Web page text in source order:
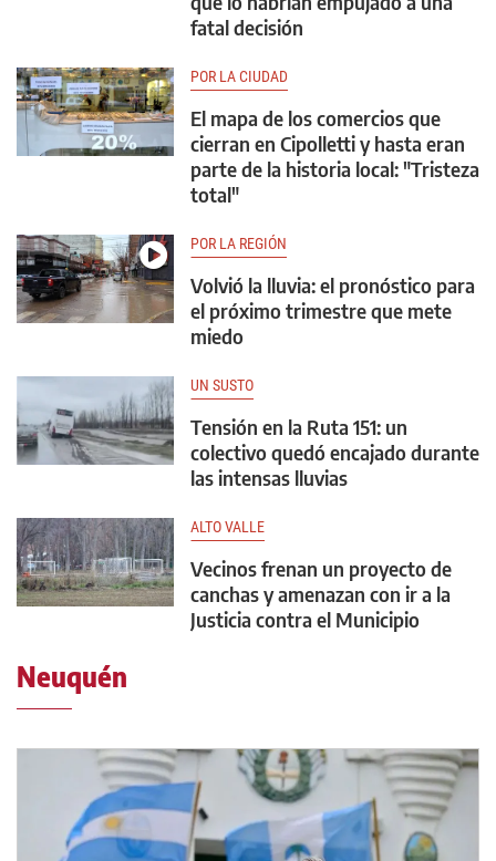
fatal decisión
POR LA CIUDAD
El mapa de los comercios que
cierran en Cipolletti y hasta eran
parte de la historia local: "Tristeza
total"
POR LA REGIÓN
Volvió la lluvia: el pronóstico para
el próximo trimestre que mete
miedo
UN SUSTO
Tensión en la Ruta 151: un
colectivo quedó encajado durante
las intensas lluvias
ALTO VALLE
Vecinos frenan un proyecto de
canchas y amenazan con ir a la
Justicia contra el Municipio
Neuquén